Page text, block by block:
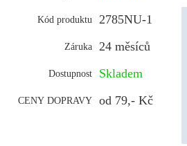
Kód produktu 2785NU-1
Záruka 24 měsíců
Dostupnost Skladem
CENY DOPRAVY od 79,- Kč